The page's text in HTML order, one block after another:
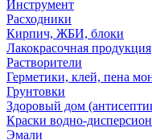
Инструмент
Расходники
Кирпич, ЖБИ, блоки
Лакокрасочная продукция
Растворители
Герметики, клей, пена
Грунтовки
Здоровый дом
Краски водно-
Эмали